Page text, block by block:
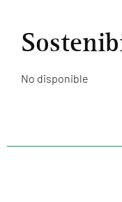
No disponible